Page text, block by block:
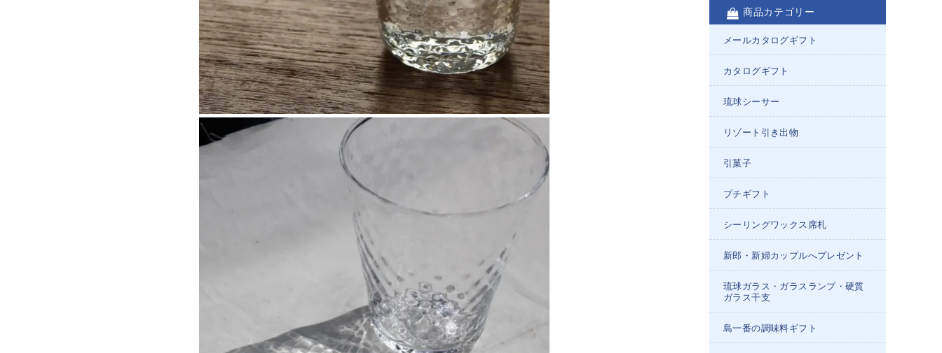
商品カテゴリー
メールカタログギフト
カタログギフト
琉球シーサー
リゾート引き出物
引菓子
プチギフト
シーリングワックス席札
新郎・新婦カップルへプレゼント
琉球ガラス・ガラスランプ・硬質
ガラス干支
島一番の調味料ギフト